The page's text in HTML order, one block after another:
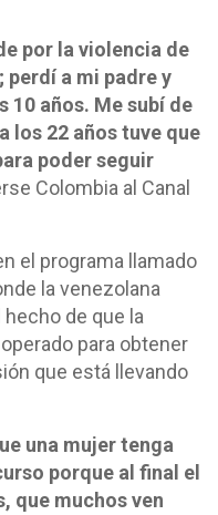
por la violencia de
perdí a mi padre y
10 años. Me subí de
los 22 años tuve que
poder seguir
Colombia al Canal
el programa llamado
la venezolana
de que la
para obtener
que está llevando
una mujer tenga
porque al final el
que muchos ven